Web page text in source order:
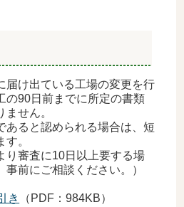
届け出ている工場の変更を行
の90日前までに所定の書類
せん。
あると認められる場合は、短
。
り審査に10日以上要する場
前にご相談ください。）
き
（PDF：984KB）